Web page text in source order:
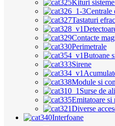
Kituri
Centrale
Tastaturi
Contacte
Perimetrale
Butoane
Sirene
Module si
Surse de
Emitatoare si
Diverse
Interfoane